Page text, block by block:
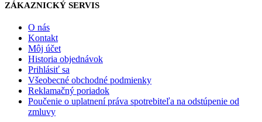
ZÁKAZNICKÝ SERVIS
O nás
Kontakt
Môj účet
Historia objednávok
Prihlásiť sa
Všeobecné obchodné podmienky
Reklamačný poriadok
Poučenie o uplatnení práva spotrebiteľa na odstúpenie od
zmluvy